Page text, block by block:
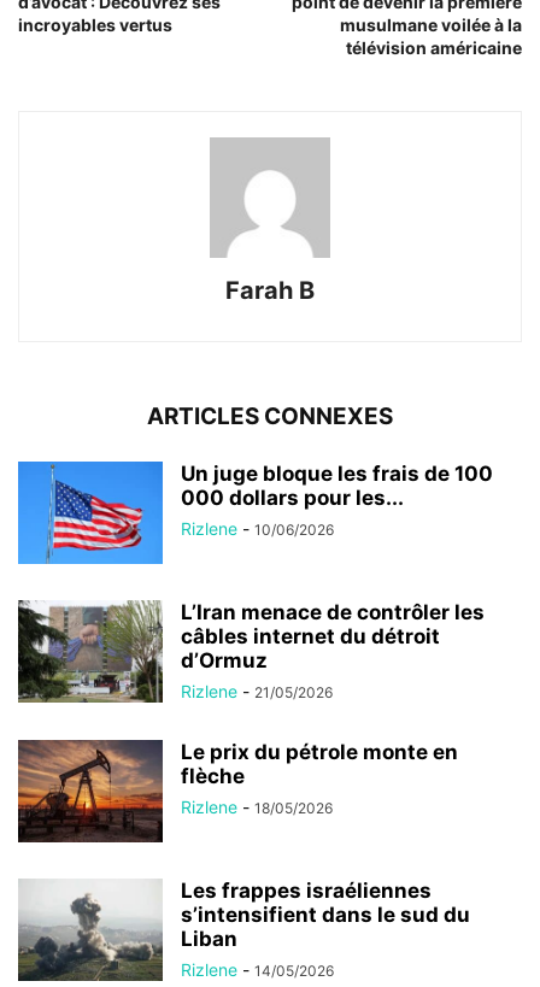
incroyables vertus
musulmane voilée à la
télévision américaine
Farah B
ARTICLES CONNEXES
Un juge bloque les frais de 100
000 dollars pour les...
Rizlene - 10/06/2026
L’Iran menace de contrôler les
câbles internet du détroit
d’Ormuz
Rizlene - 21/05/2026
Le prix du pétrole monte en
flèche
Rizlene - 18/05/2026
Les frappes israéliennes
s’intensifient dans le sud du
Liban
Rizlene - 14/05/2026